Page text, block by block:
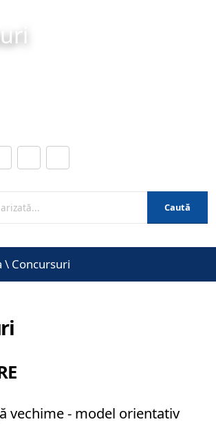
Caută
\ Concursuri
vechime - model orientativ